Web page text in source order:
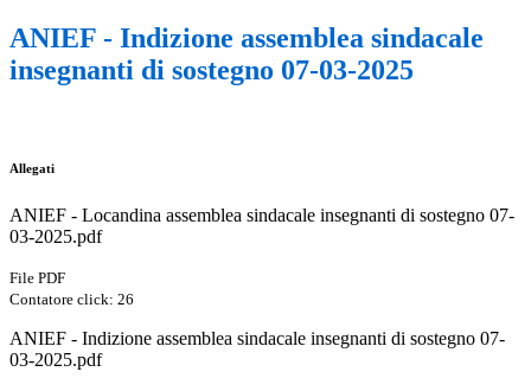
ANIEF - Indizione assemblea sindacale
insegnanti di sostegno 07-03-2025
Allegati
ANIEF - Locandina assemblea sindacale insegnanti di sostegno 07-
03-2025.pdf
File PDF
Contatore click: 26
ANIEF - Indizione assemblea sindacale insegnanti di sostegno 07-
03-2025.pdf